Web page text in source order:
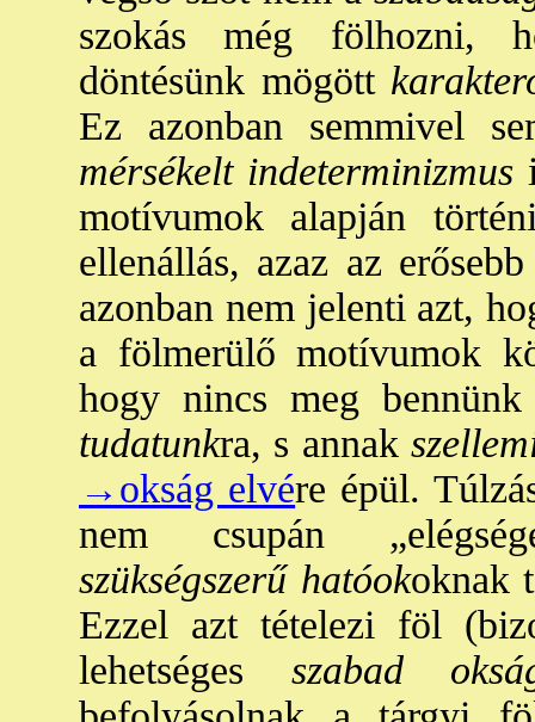
szokás még fölhozni,
döntésünk mögött
Ez azonban semmivel
mérsékelt indeterminizmus
motívumok alapján
ellenállás, azaz az
azonban nem jelenti azt,
a fölmerülő motívumok
hogy nincs meg
tudatunkra, s annak
→okság elvére épül.
nem csupán
szükségszerű hatóokoknak
Ezzel azt tételezi föl
lehetséges szabad